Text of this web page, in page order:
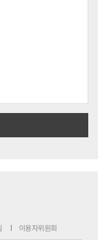
이용자위원회